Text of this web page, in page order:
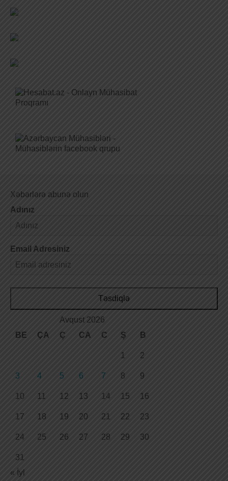
Xəbərlərə abunə olun
Adınız
Email Adresiniz
Təsdiqlə
Avqust 2026
BE
ÇA Ç CA C Ş B
1 2
3 4 5 6 7 8 9
10 11 12 13 14 15 16
17 18 19 20 21 22 23
24 25 26 27 28 29 30
31
« İyl